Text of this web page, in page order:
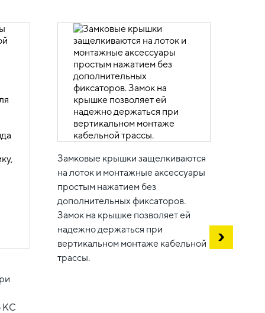
КС
Замковые крышки защелкиваются
на лоток и монтажные аксессуары
простым нажатием без
дополнительных фиксаторов.
Замок на крышке позволяет ей
надежно держаться при
вертикальном монтаже кабельной
трассы.